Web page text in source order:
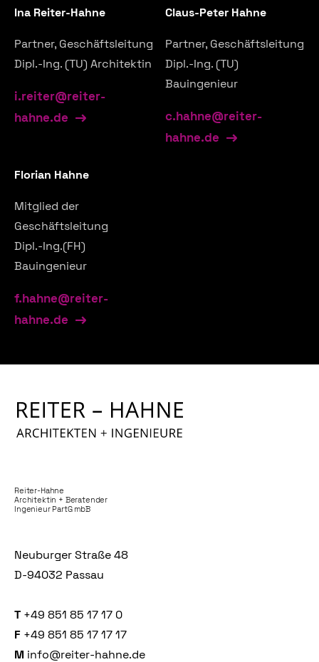
Ina Reiter-Hahne
Partner, Geschäftsleitung
Dipl.-Ing. (TU) Architektin
i.reiter@reiter-
hahne.de
Claus-Peter Hahne
Partner, Geschäftsleitung
Dipl.-Ing. (TU)
Bauingenieur
c.hahne@reiter-
hahne.de
Florian Hahne
Mitglied der
Geschäftsleitung
Dipl.-Ing.(FH)
Bauingenieur
f.hahne@reiter-
hahne.de
Reiter-Hahne
Architektin + Beratender
Ingenieur PartG mbB
Neuburger Straße 48
D-94032 Passau
T +49 851 85 17 17 0
F +49 851 85 17 17 17
M info@reiter-hahne.de